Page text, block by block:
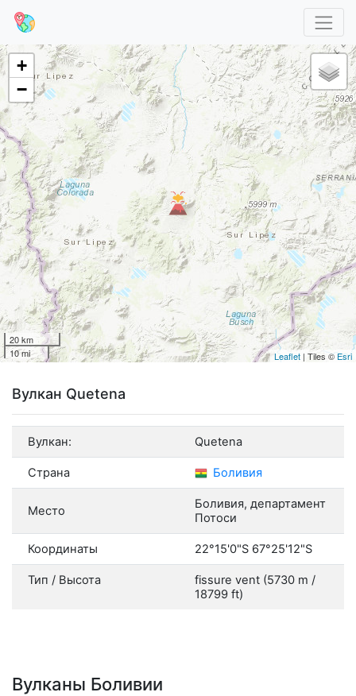
+
−
20 km
10 mi
Leaflet | Tiles © Esri
Вулкан Quetena
Вулкан: Quetena
Страна Боливия
Место
Боливия, департамент
Потоси
Координаты 22°15'0"S 67°25'12"S
Тип / Высота
fissure vent (5730 m /
18799 ft)
Вулканы Боливии